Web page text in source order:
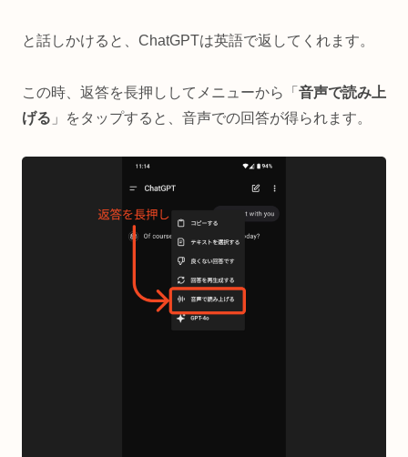
と話しかけると、ChatGPTは英語で返してくれます。
この時、返答を長押ししてメニューから「 音声で読み上
げる 」をタップすると、音声での回答が得られます。